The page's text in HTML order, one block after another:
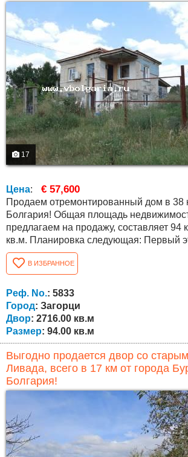
17
Цена: € 57,600
Продаем отремонтированный дом в 38
Болгария! Общая площадь недвижимости, которую мы
предлагаем на продажу, составляет 94
кв.м. Планировка следующая: Первый этаж: комната,
техническое помещение, кладовая. Второй этаж:
прихожая, гостиная с кухней, спальня
с туалетом. В доме сделан частичный
крыша, новая сантехника, новый
дверь, отопительная печь...
В ИЗБРАННОЕ
Реф. No.: 5833
Город: Загорци
Двор: 2716.00 кв.м
Размер: 94.00 кв.м
Выгодно продается двор со
Ливада, всего в 17 км от города
Болгария!